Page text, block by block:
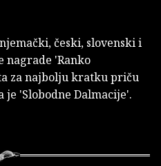
česki, slovenski i
nagrade 'Ranko
za najbolju kratku priču
je 'Slobodne Dalmacije'.